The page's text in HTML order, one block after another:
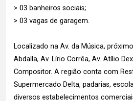
> 03 banheiros sociais;
> 03 vagas de garagem.
Localizado na Av. da Música,
Abdalla, Av. Lírio Corrêa, Av. Atílio
Compositor. A região conta com
Supermercado Delta, padarias,
diversos estabelecimentos